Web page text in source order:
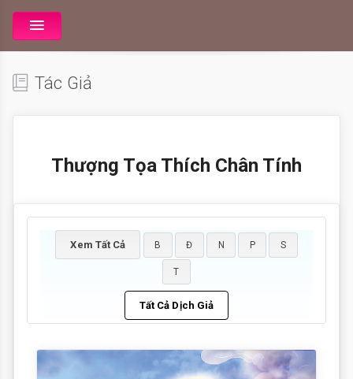
Tác Giả
Thượng Tọa Thích Chân Tính
Xem Tất Cả B Đ N P S
T
Tất Cả Dịch Giả